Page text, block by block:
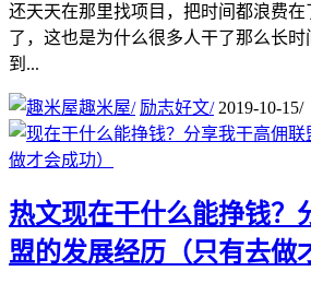
还天天在那里找项目，把时间都浪费在
了，这也是为什么很多人干了那么长
到...
趣米屋/ 励志好文/ 2019-10-15/
热文现在干什么能挣钱？
盟的发展经历（只有去做